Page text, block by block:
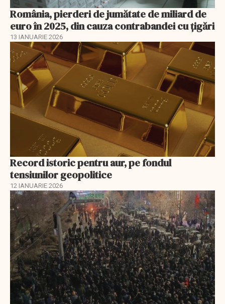
România, pierderi de jumătate de miliard de
euro în 2025, din cauza contrabandei cu ţigări
13 IANUARIE 2026
Record istoric pentru aur, pe fondul
tensiunilor geopolitice
12 IANUARIE 2026